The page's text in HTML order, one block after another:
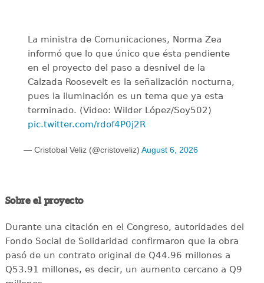
La ministra de Comunicaciones, Norma Zea
informó que lo que único que ésta pendiente
en el proyecto del paso a desnivel de la
Calzada Roosevelt es la señalización nocturna,
pues la iluminación es un tema que ya esta
terminado. (Video: Wilder López/Soy502)
pic.twitter.com/rdof4P0j2R
— Cristobal Veliz (@cristoveliz) August 6, 2026
Sobre el proyecto
Durante una citación en el Congreso, autoridades del
Fondo Social de Solidaridad confirmaron que la obra
pasó de un contrato original de Q44.96 millones a
Q53.91 millones, es decir, un aumento cercano a Q9